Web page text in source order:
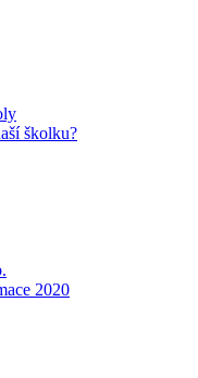
školku?
2020